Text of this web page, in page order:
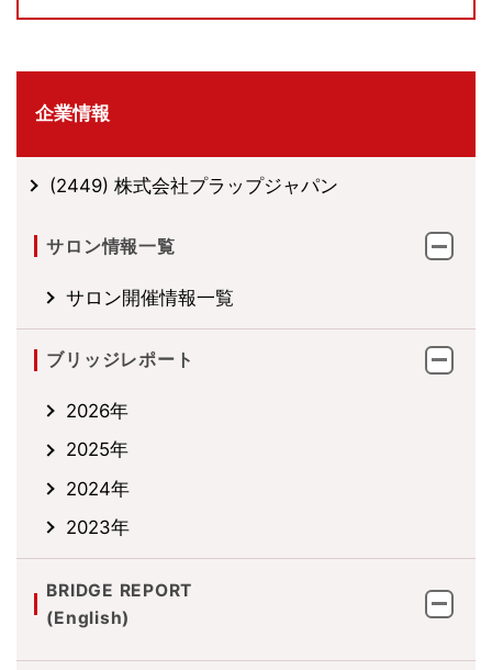
企業情報
(2449) 株式会社プラップジャパン
サロン情報一覧
サロン開催情報一覧
ブリッジレポート
2026年
2025年
2024年
2023年
BRIDGE REPORT
(English)